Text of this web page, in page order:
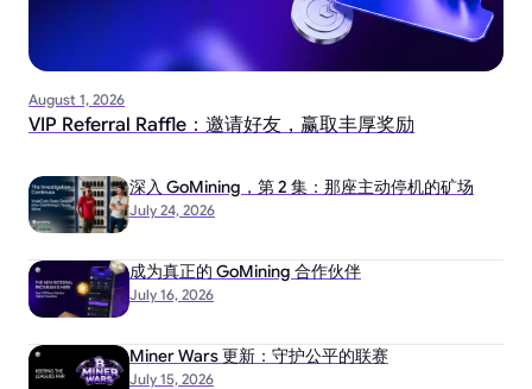
August 1, 2026
VIP Referral Raffle：邀请好友，赢取丰厚奖励
July 24, 2026
深入 GoMining，第 2 集：那座主动停机的矿场
July 16, 2026
成为真正的 GoMining 合作伙伴
July 15, 2026
Miner Wars 更新：守护公平的联赛